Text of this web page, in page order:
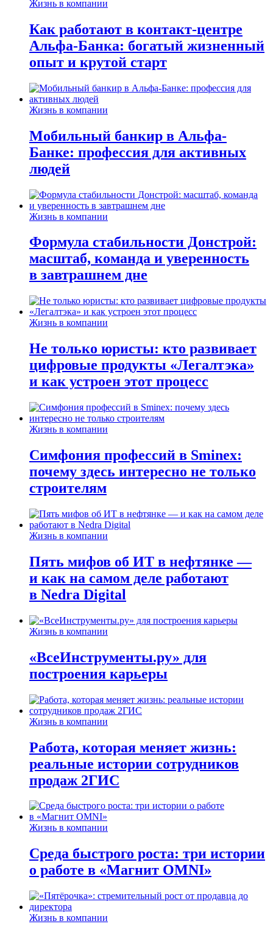
Жизнь в компании
Как работают в контакт-центре
Альфа-Банка: богатый жизненный
опыт и крутой старт
Жизнь в компании
Мобильный банкир в Альфа-
Банке: профессия для активных
людей
Жизнь в компании
Формула стабильности Донстрой:
масштаб, команда и уверенность
в завтрашнем дне
Жизнь в компании
Не только юристы: кто развивает
цифровые продукты «Легалтэка»
и как устроен этот процесс
Жизнь в компании
Симфония профессий в Sminex:
почему здесь интересно не только
строителям
Жизнь в компании
Пять мифов об ИТ в нефтянке —
и как на самом деле работают
в Nedra Digital
Жизнь в компании
«ВсеИнструменты.ру» для
построения карьеры
Жизнь в компании
Работа, которая меняет жизнь:
реальные истории сотрудников
продаж 2ГИС
Жизнь в компании
Среда быстрого роста: три истории
о работе в «Магнит OMNI»
Жизнь в компании